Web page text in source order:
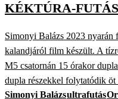
KÉKTÚRA-
Simonyi Balázs 2023 nyarán
kalandjáról film készült. A
M5 csatornán 15 órakor
dupla részekkel folytatódik öt
Simonyi Balázsultrafutás